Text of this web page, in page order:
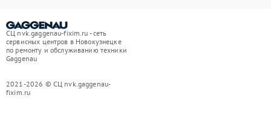
СЦ nvk.gaggenau-fixim.ru - сеть
сервисных центров в Новокузнецке
по ремонту и обслуживанию техники
Gaggenau
2021-2026 © СЦ nvk.gaggenau-
fixim.ru